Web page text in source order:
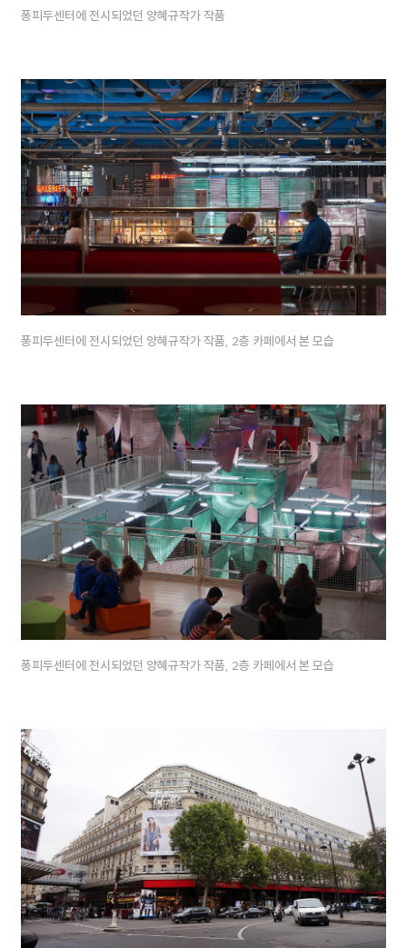
퐁피두센터에 전시되었던 양혜규작가 작품
퐁피두센터에 전시되었던 양혜규작가 작품, 2층 카페에서 본 모습
퐁피두센터에 전시되었던 양혜규작가 작품, 2층 카페에서 본 모습